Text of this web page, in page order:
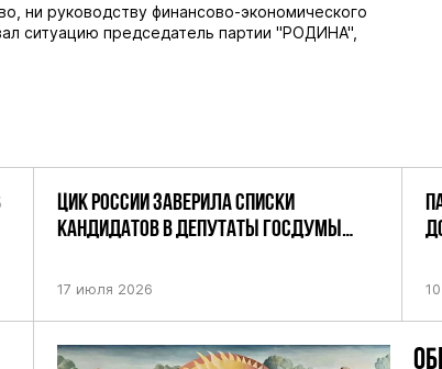
ни руководству финансово-экономического
ситуацию председатель партии "РОДИНА",
ЦИК РОССИИ ЗАВЕРИЛА СПИСКИ
КАНДИДАТОВ В ДЕПУТАТЫ ГОСДУМЫ
17 июля 2026